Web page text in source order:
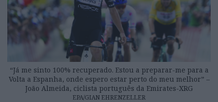
“Já me sinto 100% recuperado. Estou a preparar-me para a
Volta a Espanha, onde espero estar perto do meu melhor” –
João Almeida, ciclista português da Emirates-XRG
EPA/GIAN EHRENZELLER